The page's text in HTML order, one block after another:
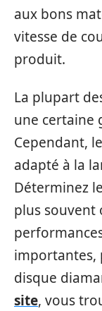
aux bons
vitesse de
produit.
La plupart
une certaine
Cependant,
adapté à la
Déterminez
plus souvent
importantes,
disque
site, vous